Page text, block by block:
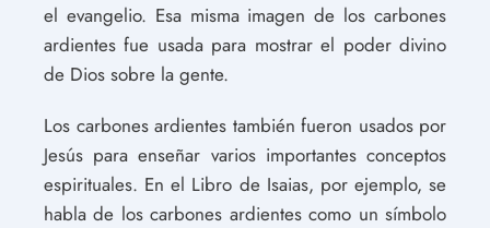
el evangelio. Esa misma imagen de los carbones
ardientes fue usada para mostrar el poder divino
de Dios sobre la gente.
Los carbones ardientes también fueron usados por
Jesús para enseñar varios importantes conceptos
espirituales. En el Libro de Isaias, por ejemplo, se
habla de los carbones ardientes como un símbolo